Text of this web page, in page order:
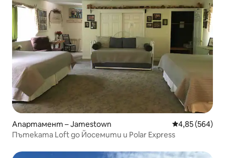
Апартамент – Jamestown Средна
4,85 (564)
Пътеката Loft до Йосемити и Polar Express